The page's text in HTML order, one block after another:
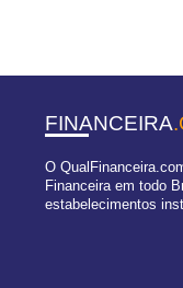
FINANCEIRA
O
Financeira em todo
estabelecimentos